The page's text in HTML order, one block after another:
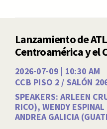
Lanzamiento de
Centroamérica y el
2026-07-09 | 10:30 AM
CCB PISO 2 / SALÓN
SPEAKERS: ARLEEN
RICO), WENDY
ANDREA GALICIA